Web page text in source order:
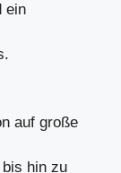
ein
auf große
bis hin zu